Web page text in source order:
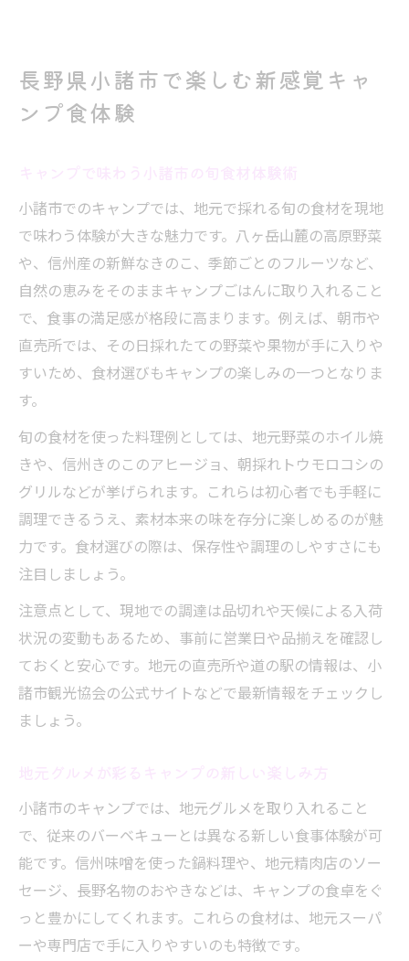
ご当地食材を活かすキャンプごはんの工夫
キャンプで楽しむ小諸のご当地食材活用術
名産食材を活かすキャンプごはん工夫例
小諸市の味覚を堪能するキャンプ献立術
手ぶらBBQが叶える小諸市の自然派キャンプ
キャンプ初心者も安心の手ぶらBBQ体験
小諸の自然と調和する手ぶらキャンプ術
地元食材満喫の手ぶらBBQプランの魅力
快適アウトドアを実現する手ぶらキャンプ
地元グルメ満喫なら小諸キャンプが最適な理由
キャンプで味わう小諸の地元グルメ体験
ご当地食材を活かしたキャンプの魅力
地元グルメを手軽に満喫できるキャンプ術
小諸キャンプで叶うグルメなアウトドア
キャンプ好きに選ばれる小諸の食体験
現地調達で味わう小諸エリアのキャンプレシピ
キャンプで楽しむ現地調達レシピのコツ
小諸エリアの食材で作る本格キャンプ飯
アウトドアに最適な小諸周辺の食材探し術
キャンプで役立つ小諸周辺食材の選び方
地元食材を活かすアウトドア食料調達術
小諸周辺の旬食材を使ったキャンプ術
アウトドア派向け小諸食材探しのコツ
長野県小諸市で楽しむ新感覚キャ
ンプ食体験
小諸市でのキャンプでは、地元で採れる旬の食材を現地
で味わう体験が大きな魅力です。八ヶ岳山麓の高原野菜
や、信州産の新鮮なきのこ、季節ごとのフルーツなど、
自然の恵みをそのままキャンプごはんに取り入れること
で、食事の満足感が格段に高まります。例えば、朝市や
直売所では、その日採れたての野菜や果物が手に入りや
すいため、食材選びもキャンプの楽しみの一つとなりま
す。
旬の食材を使った料理例としては、地元野菜のホイル焼
きや、信州きのこのアヒージョ、朝採れトウモロコシの
グリルなどが挙げられます。これらは初心者でも手軽に
調理できるうえ、素材本来の味を存分に楽しめるのが魅
力です。食材選びの際は、保存性や調理のしやすさにも
注目しましょう。
注意点として、現地での調達は品切れや天候による入荷
状況の変動もあるため、事前に営業日や品揃えを確認し
ておくと安心です。地元の直売所や道の駅の情報は、小
諸市観光協会の公式サイトなどで最新情報をチェックし
ましょう。
小諸市のキャンプでは、地元グルメを取り入れること
で、従来のバーベキューとは異なる新しい食事体験が可
能です。信州味噌を使った鍋料理や、地元精肉店のソー
セージ、長野名物のおやきなどは、キャンプの食卓をぐ
っと豊かにしてくれます。これらの食材は、地元スーパ
ーや専門店で手に入りやすいのも特徴です。